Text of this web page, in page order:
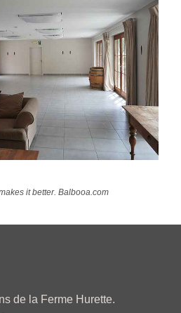
it better. Balbooa.com
de la Ferme Hurette.